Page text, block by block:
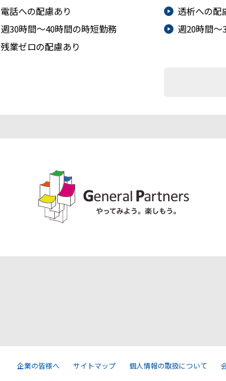
電話への配慮あり
透析への配
週30時間～40時間の時短勤務
週20時間～
残業ゼロの配慮あり
企業の皆様へ サイトマップ 個人情報の取扱について